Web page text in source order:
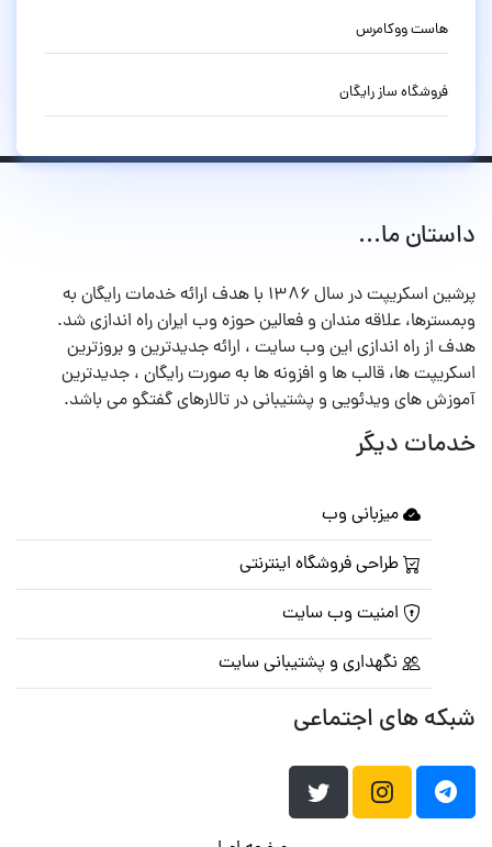
هاست ووکامرس
فروشگاه ساز رایگان
داستان ما...
پرشین اسکریپت در سال ۱۳۸۶ با هدف ارائه خدمات رایگان به
وبمسترها، علاقه مندان و فعالین حوزه وب ایران راه اندازی شد.
هدف از راه اندازی این وب سایت ، ارائه جدیدترین و بروزترین
اسکریپت ها، قالب ها و افزونه ها به صورت رایگان ، جدیدترین
آموزش های ویدئویی و پشتیبانی در تالارهای گفتگو می باشد.
خدمات دیگر
میزبانی وب
طراحی فروشگاه اینترنتی
امنیت وب سایت
نگهداری و پشتیبانی سایت
شبکه های اجتماعی